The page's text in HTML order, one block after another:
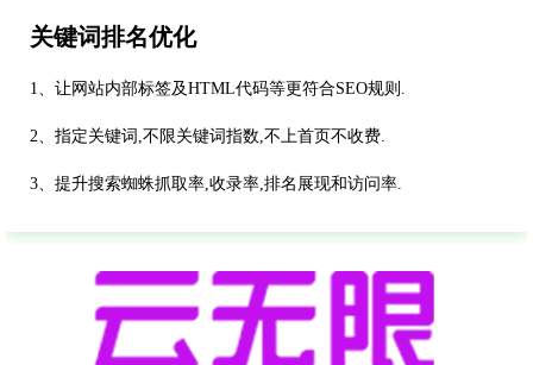
关键词排名优化
1、让网站内部标签及HTML代码等更符合SEO规则.
2、指定关键词,不限关键词指数,不上首页不收费.
3、提升搜索蜘蛛抓取率,收录率,排名展现和访问率.